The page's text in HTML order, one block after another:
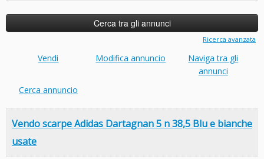
Ricerca avanzata
Vendi Modifica annuncio
Naviga tra gli
annunci
Cerca annuncio
Vendo scarpe Adidas Dartagnan 5 n 38,5 Blu e bianche
usate